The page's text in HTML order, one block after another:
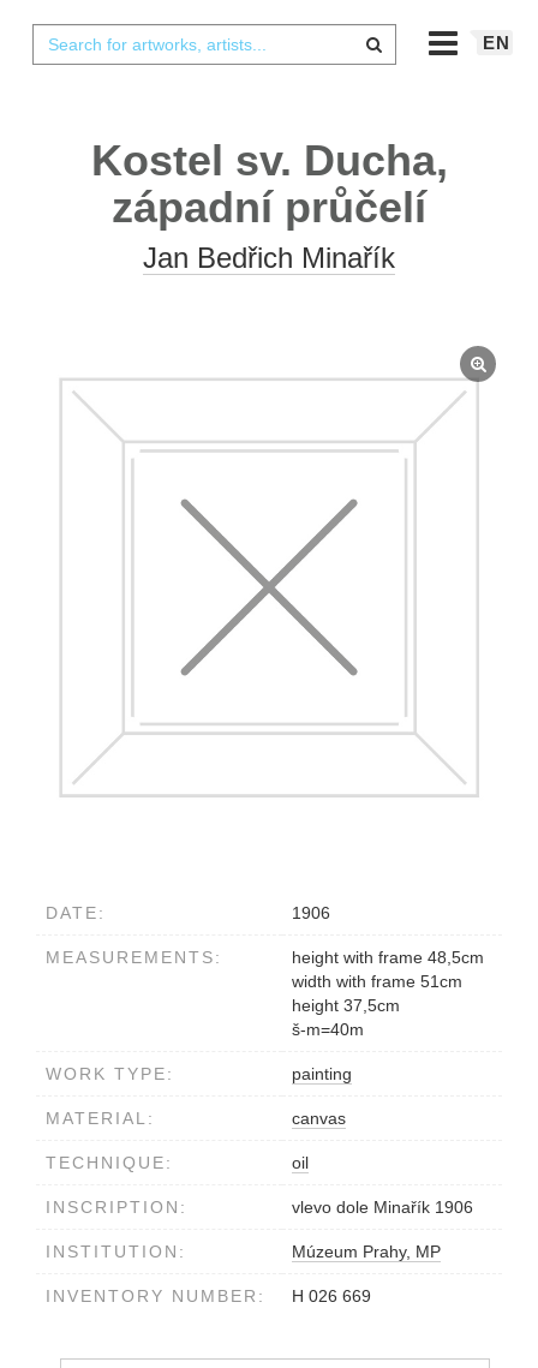
EN
Kostel sv. Ducha,
západní průčelí
Jan Bedřich Minařík
DATE: 1906
MEASUREMENTS:
height with frame 48,5cm
width with frame 51cm
height 37,5cm
š-m=40m
WORK TYPE: painting
MATERIAL: canvas
TECHNIQUE: oil
INSCRIPTION: vlevo dole Minařík 1906
INSTITUTION: Múzeum Prahy, MP
INVENTORY NUMBER: H 026 669